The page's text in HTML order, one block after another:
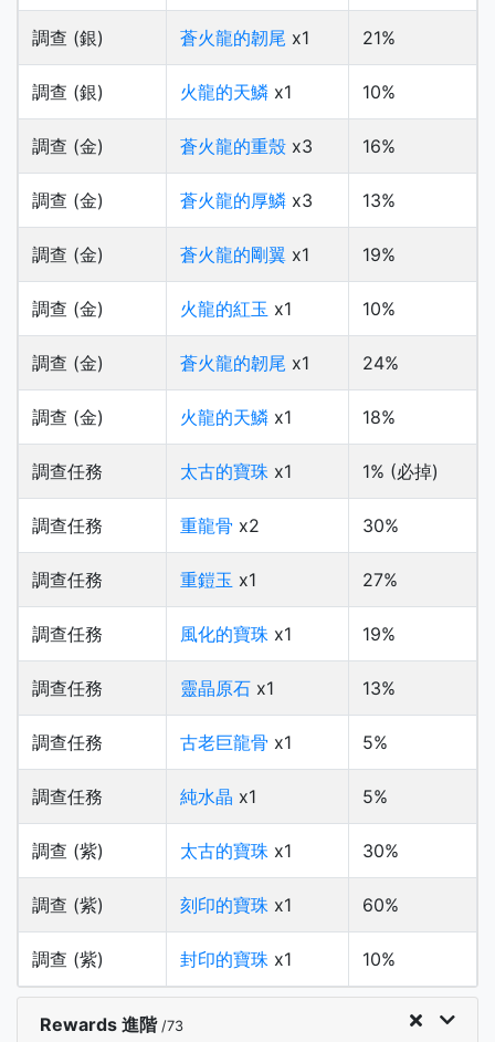
調查 (銀) 蒼火龍的韌尾 x1 21%
調查 (銀) 火龍的天鱗 x1 10%
調查 (金) 蒼火龍的重殼 x3 16%
調查 (金) 蒼火龍的厚鱗 x3 13%
調查 (金) 蒼火龍的剛翼 x1 19%
調查 (金) 火龍的紅玉 x1 10%
調查 (金) 蒼火龍的韌尾 x1 24%
調查 (金) 火龍的天鱗 x1 18%
調查任務 太古的寶珠 x1 1% (必掉)
調查任務 重龍骨 x2 30%
調查任務 重鎧玉 x1 27%
調查任務 風化的寶珠 x1 19%
調查任務 靈晶原石 x1 13%
調查任務 古老巨龍骨 x1 5%
調查任務 純水晶 x1 5%
調查 (紫) 太古的寶珠 x1 30%
調查 (紫) 刻印的寶珠 x1 60%
調查 (紫) 封印的寶珠 x1 10%
Rewards 進階 /73